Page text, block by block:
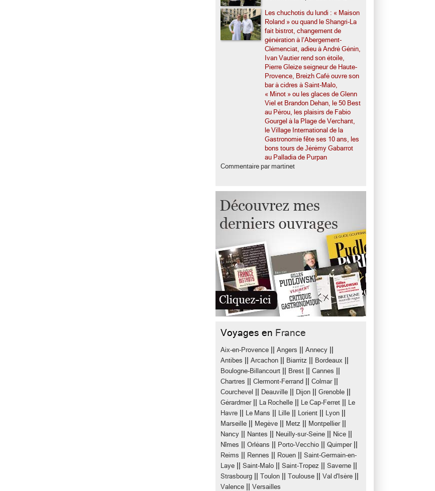
Les chuchotis du lundi : « Maison
Roland » ou quand le Shangri-La
fait bistrot, changement de
génération à l’Abergement-
Clémenciat, adieu à André Génin,
Ivan Vautier rend son étoile,
Pierre Gleize seigneur de Haute-
Provence, Breizh Café ouvre son
bar à cidres à Saint-Malo,
« Minot » ou les glaces de Glenn
Viel et Brandon Dehan, le 50 Best
au Pérou, les plaisirs de Fabio
Gourgel à la Plage de Verchant,
le Village International de la
Gastronomie fête ses 10 ans, les
bons tours de Jérémy Gabarrot
au Palladia de Purpan
Commentaire par martinet
Voyages en France
Aix-en-Provence Angers Annecy
Antibes Arcachon Biarritz Bordeaux
Boulogne-Billancourt Brest Cannes
Chartres Clermont-Ferrand Colmar||
Courchevel Deauville Dijon Grenoble
Gérardmer|| La Rochelle Le Cap-Ferret
Le
Havre
Le Mans Lille Lorient Lyon
Marseille Megève Metz Montpellier||
Nancy Nantes Neuilly-sur-Seine Nice
Nîmes Orléans Porto-Vecchio Quimper||
Reims Rennes Rouen
Saint-Germain-en-
Laye
Saint-Malo Saint-Tropez Saverne
Strasbourg Toulon Toulouse Val d'Isère
Valence Versailles